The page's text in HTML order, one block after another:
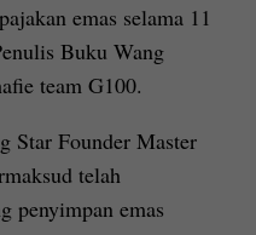
emas selama 11
Buku Wang
team G100.
Star Founder Master
telah
penyimpan emas